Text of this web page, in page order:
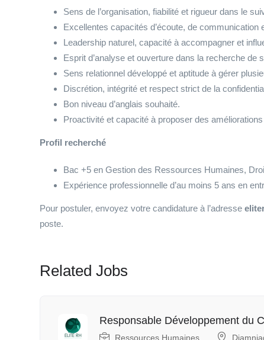
Sens de l’organisation, fiabilité et rigueur dans le
Excellentes capacités d’écoute, de communication
Leadership naturel, capacité à accompagner et
Esprit d’analyse et ouverture dans la recherche de
Sens relationnel développé et aptitude à gérer
Discrétion, intégrité et respect strict de la
Bon niveau d’anglais souhaité.
Proactivité et capacité à proposer des
Profil recherché
Bac +5 en Gestion des Ressources Humaines,
Expérience professionnelle d’au moins 5 ans en
Pour postuler, envoyez votre candidature à l’adresse
poste.
Related Jobs
Responsable Développement du
Ressources Humaines